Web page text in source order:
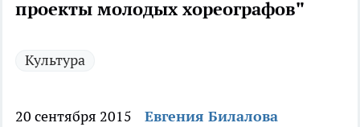
проекты молодых хореографов"
Культура
20 сентября 2015 Евгения Билалова